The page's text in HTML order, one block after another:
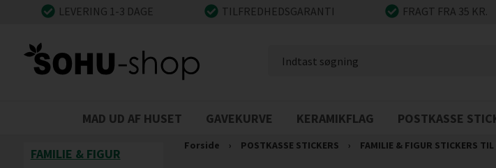
LEVERING 1-3 DAGE TILFREDHEDSGARANTI FRAGT FRA 35 KR.
MAD UD AF HUSET GAVEKURVE KERAMIKFLAG POSTKASSE
FAMILIE & FIGUR
Forside › POSTKASSE STICKERS › FAMILIE & FIGUR STICKERS